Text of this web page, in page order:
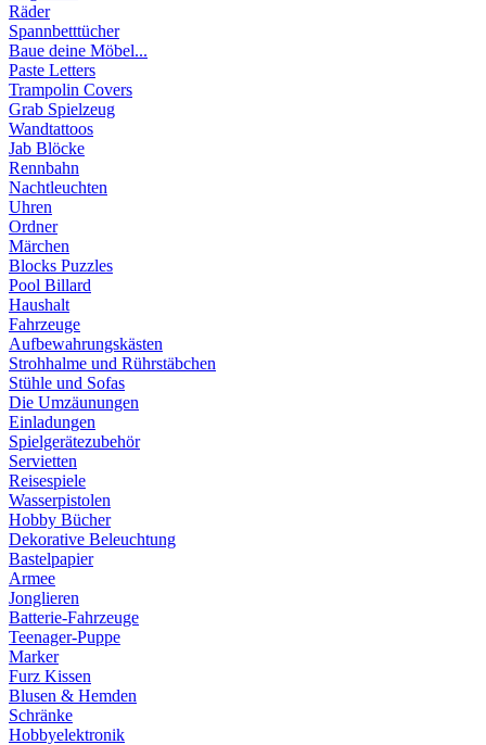
Räder
Spannbetttücher
Baue deine Möbel...
Paste Letters
Trampolin Covers
Grab Spielzeug
Wandtattoos
Jab Blöcke
Rennbahn
Nachtleuchten
Uhren
Ordner
Märchen
Blocks Puzzles
Pool Billard
Haushalt
Fahrzeuge
Aufbewahrungskästen
Strohhalme und Rührstäbchen
Stühle und Sofas
Die Umzäunungen
Einladungen
Spielgerätezubehör
Servietten
Reisespiele
Wasserpistolen
Hobby Bücher
Dekorative Beleuchtung
Bastelpapier
Armee
Jonglieren
Batterie-Fahrzeuge
Teenager-Puppe
Marker
Furz Kissen
Blusen & Hemden
Schränke
Hobbyelektronik